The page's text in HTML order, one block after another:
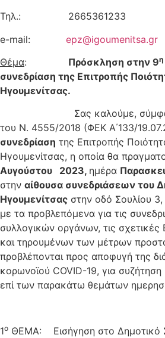
Τηλ.:
e-mail: epz@igoumenitsa.gr
Θέμα: Πρόσκληση στην 9η
συνεδρίαση της Επιτροπής
Ηγουμενίτσας.
Σας καλούμε, σύμφωνα
του Ν. 4555/2018 (ΦΕΚ Α΄133/
συνεδρίαση της Επιτροπής
Ηγουμενίτσας, η οποία θα
Αυγούστου 2023, ημέρα
στην αίθουσα συνεδριάσεων του
Ηγουμενίτσας στην οδό Σουλίου
με τα προβλεπόμενα για τις
συλλογικών οργάνων, τις
και τηρουμένων των μέτρων
προβλέπονται προς αποφυγή της
κορωνοϊού COVID-19, για
επί των παρακάτω θεμάτων
1ο ΘΕΜΑ: Εισήγηση στο Δημοτικό